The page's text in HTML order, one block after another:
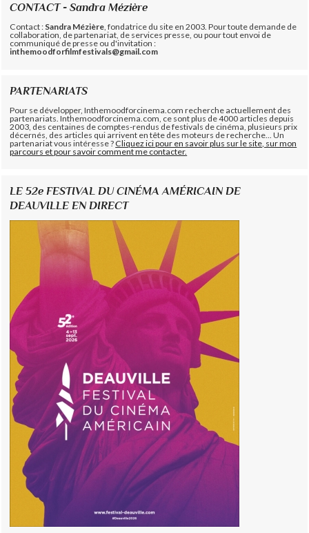
CONTACT - Sandra Mézière
Contact : Sandra Mézière , fondatrice du site en 2003. Pour toute demande de
collaboration, de partenariat, de services presse, ou pour tout envoi de
communiqué de presse ou d'invitation :
inthemoodforfilmfestivals@gmail.com
PARTENARIATS
Pour se développer, Inthemoodforcinema.com recherche actuellement des
partenariats. Inthemoodforcinema.com, ce sont plus de 4000 articles depuis
2003, des centaines de comptes-rendus de festivals de cinéma, plusieurs prix
décernés, des articles qui arrivent en tête des moteurs de recherche... Un
partenariat vous intéresse ?Cliquez ici pour en savoir plus sur le site, sur mon
parcours et pour savoir comment me contacter.
LE 52e FESTIVAL DU CINÉMA AMÉRICAIN DE
DEAUVILLE EN DIRECT